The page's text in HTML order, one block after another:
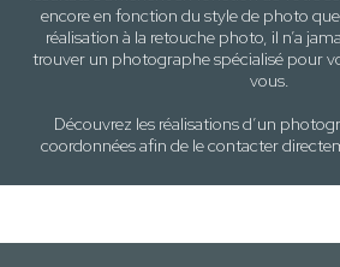
encore en fonction du stylede photo
réalisation à la retouche photo, il n’a
trouver un photographe spécialisé pour
vous.
Découvrez les réalisations d’un
coordonnées afin de le contacter